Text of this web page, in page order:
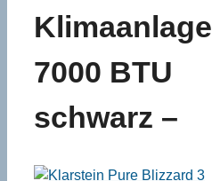
Klimaanlage
7000 BTU
schwarz –